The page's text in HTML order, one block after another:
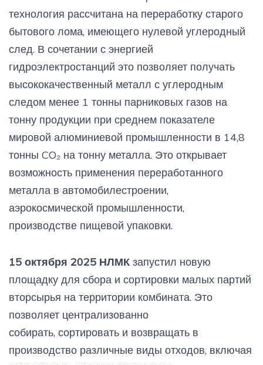
технология рассчитана на переработку старого
бытового лома, имеющего нулевой углеродный
след. В сочетании с энергией
гидроэлектростанций это позволяет получать
высококачественный металл с углеродным
следом менее 1 тонны парниковых газов на
тонну продукции при среднем показателе
мировой алюминиевой промышленности в 14,8
тонны CO₂ на тонну металла. Это открывает
возможность применения переработанного
металла в автомобилестроении,
аэрокосмической промышленности,
производстве пищевой упаковки.
15 октября 2025 НЛМК запустил новую
площадку для сбора и сортировки малых партий
вторсырья на территории комбината. Это
позволяет централизованно
собирать, сортировать и возвращать в
производство различные виды отходов, включая